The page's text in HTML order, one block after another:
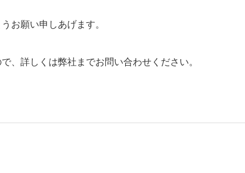
お願い申しあげます。
、詳しくは弊社までお問い合わせください。